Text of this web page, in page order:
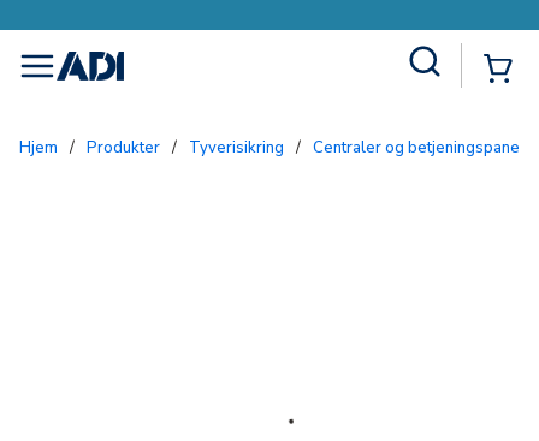
menu
Hjem / Produkter / Tyverisikring / Centraler og betjeningspaneler